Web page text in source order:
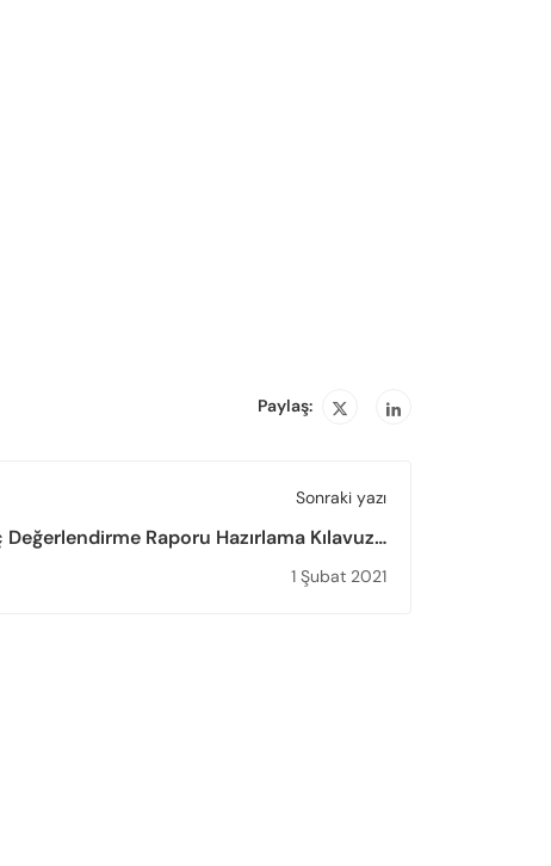
Paylaş:
Sonraki yazı
Raporu Hazırlama Kılavuzu
(Sürüm 2.1) yayımlandı
1 Şubat 2021